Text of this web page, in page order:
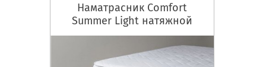
Наматрасник Comfort
Summer Light натяжной